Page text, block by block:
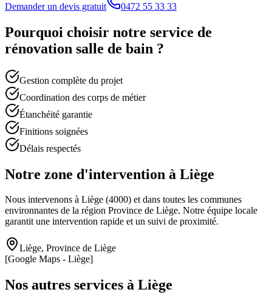
Demander un devis gratuit 0472 55 33 33
Pourquoi choisir notre service de
rénovation salle de bain ?
Gestion complète du projet
Coordination des corps de métier
Étanchéité garantie
Finitions soignées
Délais respectés
Notre zone d'intervention à Liège
Nous intervenons à Liège (4000) et dans toutes les communes
environnantes de la région Province de Liège. Notre équipe locale
garantit une intervention rapide et un suivi de proximité.
Liège, Province de Liège
[Google Maps - Liège]
Nos autres services à Liège